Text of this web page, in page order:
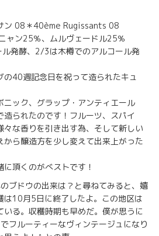
ン 08＊40ème Rugissants 08
ャン25％、ムルヴェードル25％
発酵、2/3は木樽でのアルコール発
の40週記念日を祝って造られたキュ
ニック、グラップ・アンティエール
造られたのです！フルーツ、スパイ
々な香りを引き出す為、そして新しい
から醸造方を少し変えて出来上がった
頂くのがべストです！
ブドウの出来は？と尋ねてみると、嬉
は10月5日に終了したよ。この地区は
る。収穫時期も早めだ。僕が思うに
フルーティーなヴィンテージュになり